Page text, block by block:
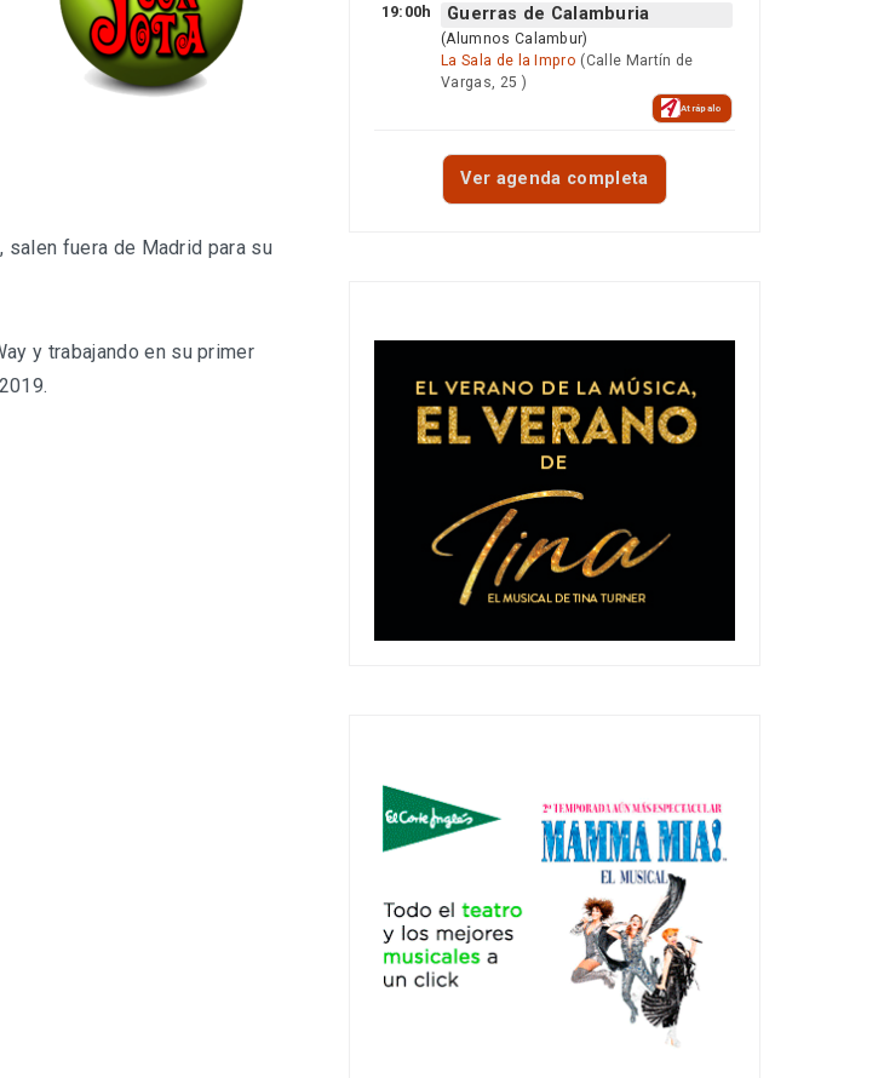
salen fuera de Madrid para su
y trabajando en su primer
19:00h Guerras de Calamburia
(Alumnos Calambur)
La Sala de la Impro (Calle Martín de
Vargas, 25 )
Atrápalo
Ver agenda completa